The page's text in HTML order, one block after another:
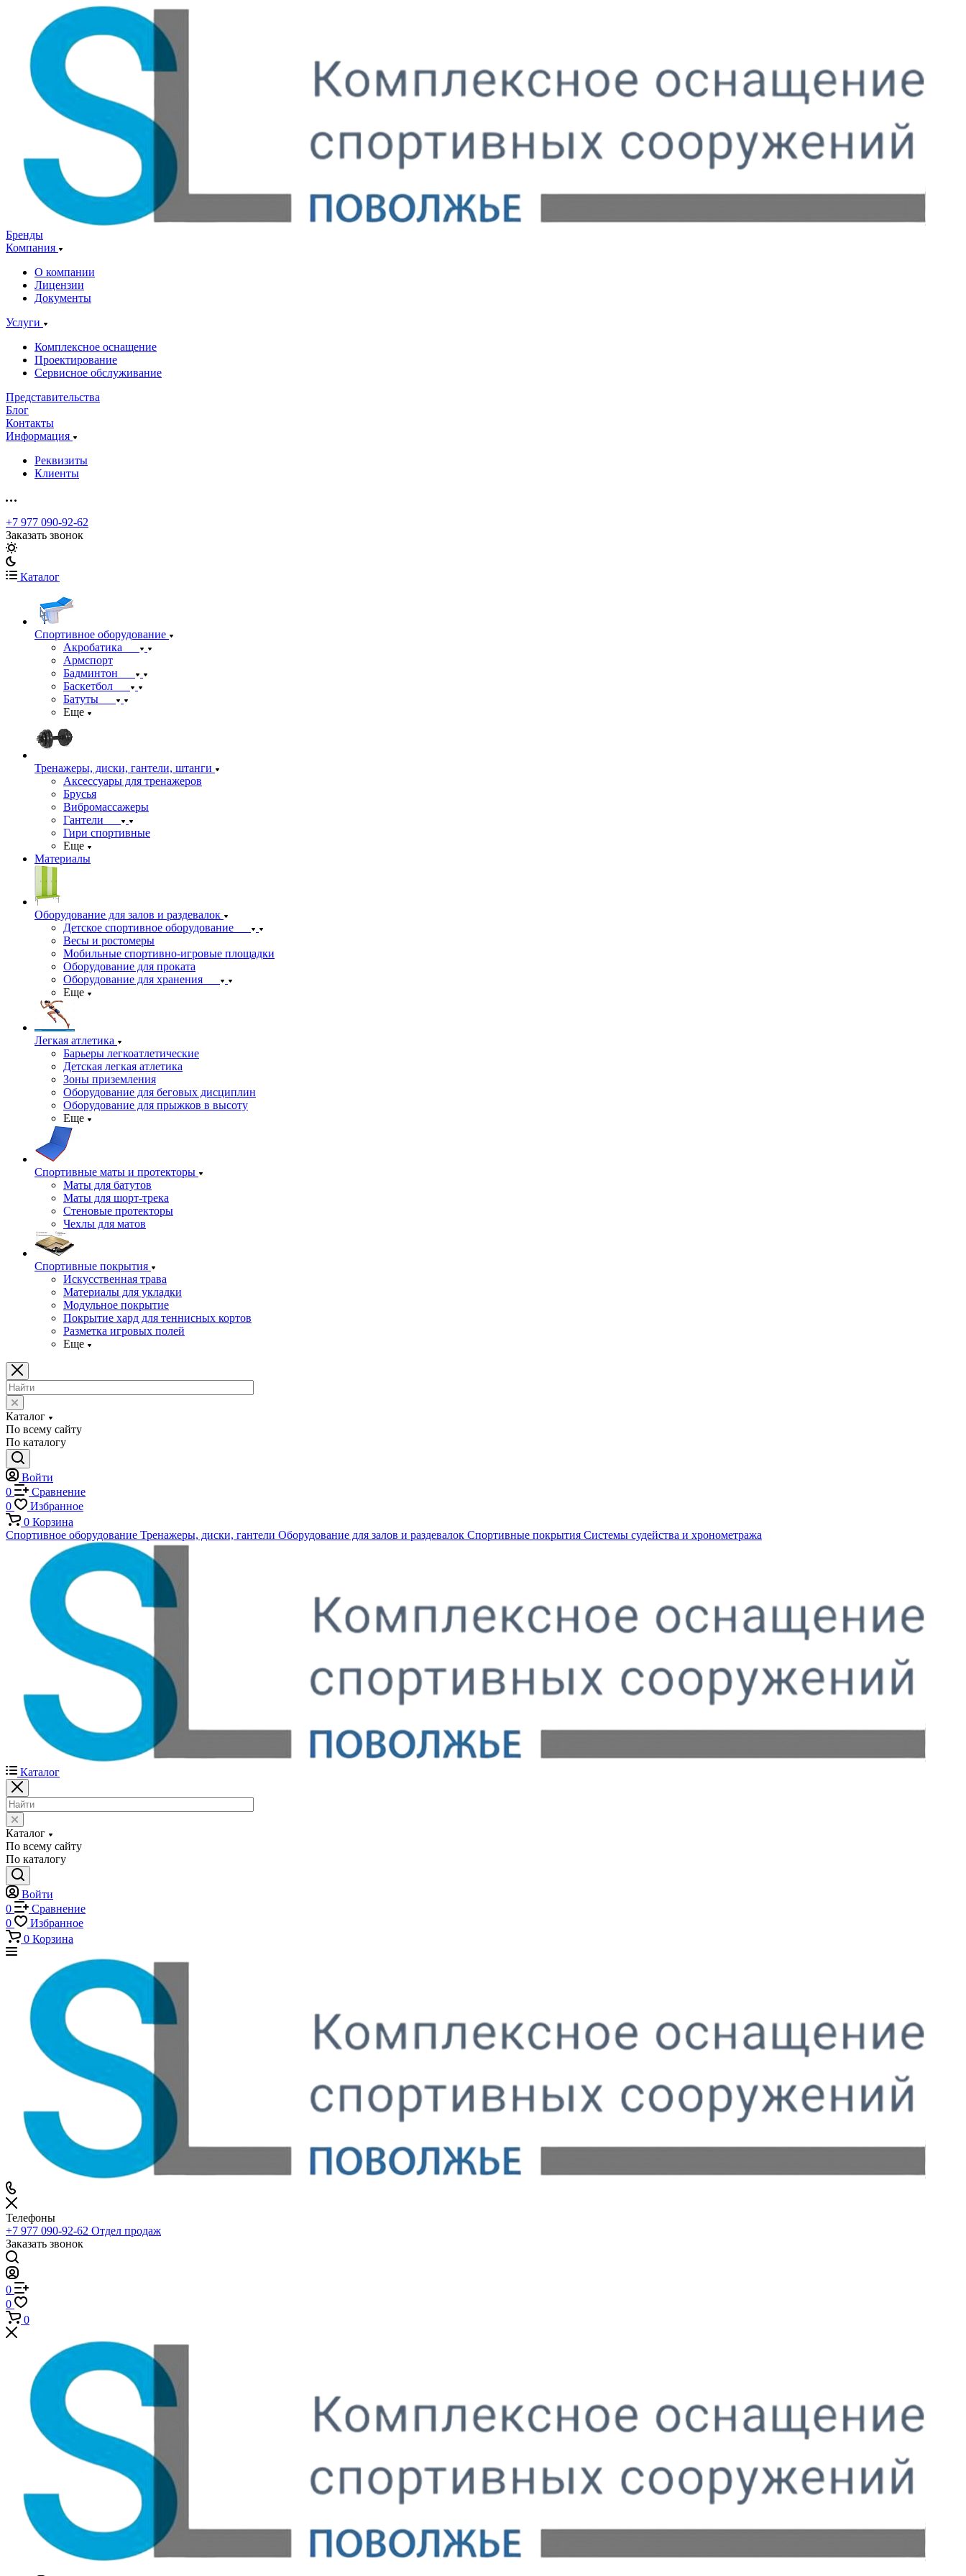
Бренды
Компания
О компании
Лицензии
Документы
Услуги
Комплексное оснащение
Проектирование
Сервисное обслуживание
Представительства
Блог
Контакты
Информация
Реквизиты
Клиенты
+7 977 090-92-62
Заказать звонок
Каталог
Спортивное оборудование
Акробатика
Армспорт
Бадминтон
Баскетбол
Батуты
Еще
Тренажеры, диски, гантели, штанги
Аксессуары для тренажеров
Брусья
Вибромассажеры
Гантели
Гири спортивные
Еще
Материалы
Оборудование для залов и раздевалок
Детское спортивное оборудование
Весы и ростомеры
Мобильные спортивно-игровые площадки
Оборудование для проката
Оборудование для хранения
Еще
Легкая атлетика
Барьеры легкоатлетические
Детская легкая атлетика
Зоны приземления
Оборудование для беговых дисциплин
Оборудование для прыжков в высоту
Еще
Спортивные маты и протекторы
Маты для батутов
Маты для шорт-трека
Стеновые протекторы
Чехлы для матов
Спортивные покрытия
Искусственная трава
Материалы для укладки
Модульное покрытие
Покрытие хард для теннисных кортов
Разметка игровых полей
Еще
Каталог
По всему сайту
По каталогу
Войти
0
Сравнение
0
Избранное
0 Корзина
Спортивное оборудование Тренажеры, диски, гантели Оборудование для залов и раздевалок Спортивные покрытия Системы судейства и хронометража
Каталог
Каталог
По всему сайту
По каталогу
Войти
0
Сравнение
0
Избранное
0 Корзина
Телефоны
+7 977 090-92-62 Отдел продаж
Заказать звонок
0
0
0